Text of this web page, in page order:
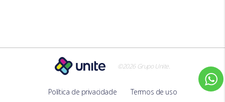
©2026 Grupo Unite.
Política de privacidade Termos de uso